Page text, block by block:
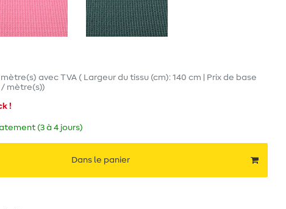
mètre(s) avec TVA ( Largeur du tissu (cm): 140 cm | Prix de base
/ mètre(s))
!
(3 à 4 jours)
Dans le panier